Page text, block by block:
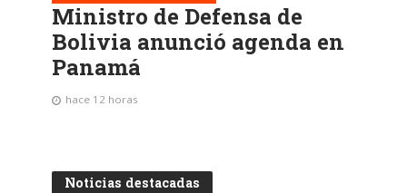
Ministro de Defensa de
Bolivia anunció agenda en
Panamá
hace 12 horas
Noticias destacadas